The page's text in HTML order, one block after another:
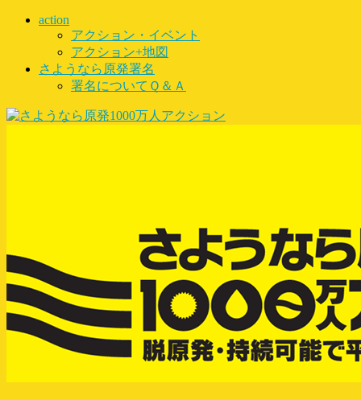
action
アクション・イベント
アクション+地図
さようなら原発署名
署名についてＱ＆Ａ